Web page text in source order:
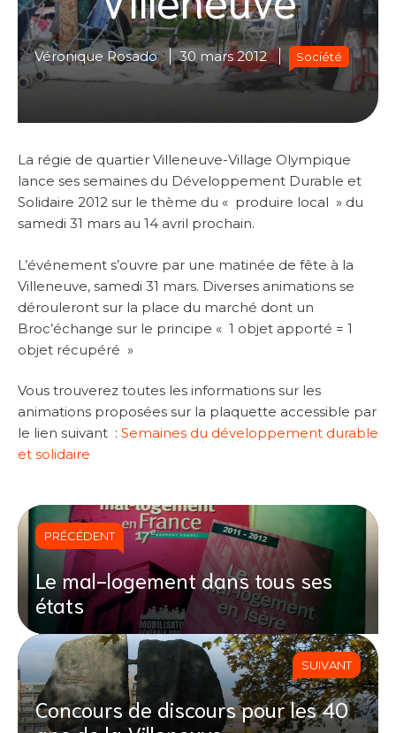
Véronique Rosado 30 mars 2012 Société
La régie de quartier Villeneuve-Village Olympique
lance ses semaines du Développement Durable et
Solidaire 2012 sur le thème du « produire local » du
samedi 31 mars au 14 avril prochain.
L’événement s’ouvre par une matinée de fête à la
Villeneuve, samedi 31 mars. Diverses animations se
dérouleront sur la place du marché dont un
Broc’échange sur le principe « 1 objet apporté = 1
objet récupéré »
Vous trouverez toutes les informations sur les
animations proposées sur la plaquette accessible par
le lien suivant : Semaines du développement durable
et solidaire
PRÉCÉDENT
Le mal-logement dans tous ses
états
SUIVANT
Concours de discours pour les 40